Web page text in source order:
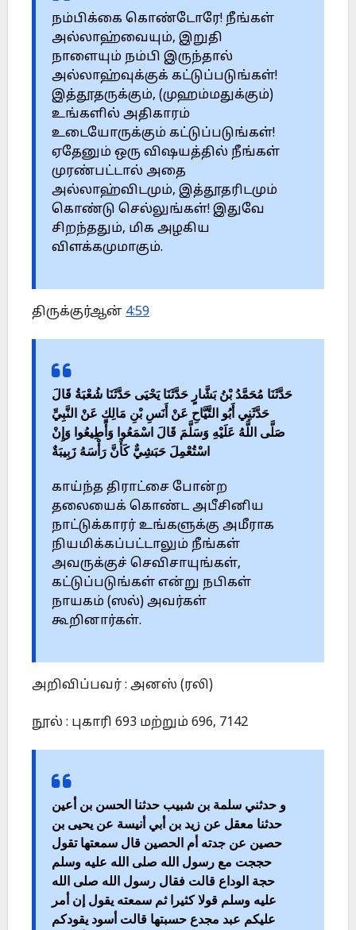
நம்பிக்கை கொண்டோரே! நீங்கள்
அல்லாஹ்வையும், இறுதி
நாளையும் நம்பி இருந்தால்
அல்லாஹ்வுக்குக் கட்டுப்படுங்கள்!
இத்தூதருக்கும், (முஹம்மதுக்கும்)
உங்களில் அதிகாரம்
உடையோருக்கும் கட்டுப்படுங்கள்!
ஏதேனும் ஒரு விஷயத்தில் நீங்கள்
முரண்பட்டால் அதை
அல்லாஹ்விடமும், இத்தூதரிடமும்
கொண்டு செல்லுங்கள்! இதுவே
சிறந்ததும், மிக அழகிய
விளக்கமுமாகும்.
திருக்குர்ஆன் 4:59
حَدَّثَنَا مُحَمَّدُ بْنُ بَشَّارٍ حَدَّثَنَا يَحْيَى حَدَّثَنَا شُعْبَةُ قَالَ
حَدَّثَنِي أَبُو التَّيَّاحِ عَنْ أَنَسِ بْنِ مَالِكٍ عَنْ النَّبِيِّ
صَلَّى اللَّهُ عَلَيْهِ وَسَلَّمَ قَالَ اسْمَعُوا وَأَطِيعُوا وَإِنْ
اسْتُعْمِلَ حَبَشِيٌّ كَأَنَّ رَأْسَهُ زَبِيبَةٌ
காய்ந்த திராட்சை போன்ற
தலையைக் கொண்ட அபீசினிய
நாட்டுக்காரர் உங்களுக்கு அமீராக
நியமிக்கப்பட்டாலும் நீங்கள்
அவருக்குச் செவிசாயுங்கள்,
கட்டுப்படுங்கள் என்று நபிகள்
நாயகம் (ஸல்) அவர்கள்
கூறினார்கள்.
அறிவிப்பவர் : அனஸ் (ரலி)
நூல் : புகாரி 693 மற்றும் 696, 7142
و حدثني سلمة بن شبيب حدثنا الحسن بن أعين
حدثنا معقل عن زيد بن أبي أنيسة عن يحيى بن
حصين عن جدته أم الحصين قال سمعتها تقول
حججت مع رسول الله صلى الله عليه وسلم
حجة الوداع قالت فقال رسول الله صلى الله
عليه وسلم قولا كثيرا ثم سمعته يقول إن أمر
عليكم عبد مجدع حسبتها قالت أسود يقودكم